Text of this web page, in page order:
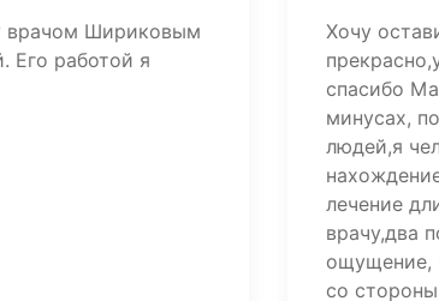
врачом Шириковым
Его работой я
Хочу
спасибо
минусах,
людей,я
лечение
врачу,два
ощущение,
со